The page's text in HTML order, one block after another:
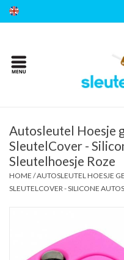
Home
Accessoires
Veelgestelde vragen
Autosleutel Hoesje
SleutelCover -
Sleutelhoesje Roze
HOME /AUTOSLEUTEL HOESJE
SLEUTELCOVER - SILICONE